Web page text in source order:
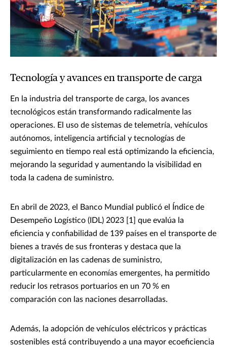
Tecnología y avances en transporte de carga
En la industria del transporte de carga, los avances
tecnológicos están transformando radicalmente las
operaciones. El uso de sistemas de telemetría, vehículos
autónomos, inteligencia artificial y tecnologías de
seguimiento en tiempo real está optimizando la eficiencia,
mejorando la seguridad y aumentando la visibilidad en
toda la cadena de suministro.
En abril de 2023, el Banco Mundial publicó el Índice de
Desempeño Logístico (IDL) 2023 [1] que evalúa la
eficiencia y confiabilidad de 139 países en el transporte de
bienes a través de sus fronteras y destaca que la
digitalización en las cadenas de suministro,
particularmente en economías emergentes, ha permitido
reducir los retrasos portuarios en un 70 % en
comparación con las naciones desarrolladas.
Además, la adopción de vehículos eléctricos y prácticas
sostenibles está contribuyendo a una mayor ecoeficiencia